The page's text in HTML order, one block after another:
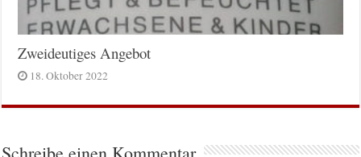
Zweideutiges Angebot
18. Oktober 2022
Schreibe einen Kommentar